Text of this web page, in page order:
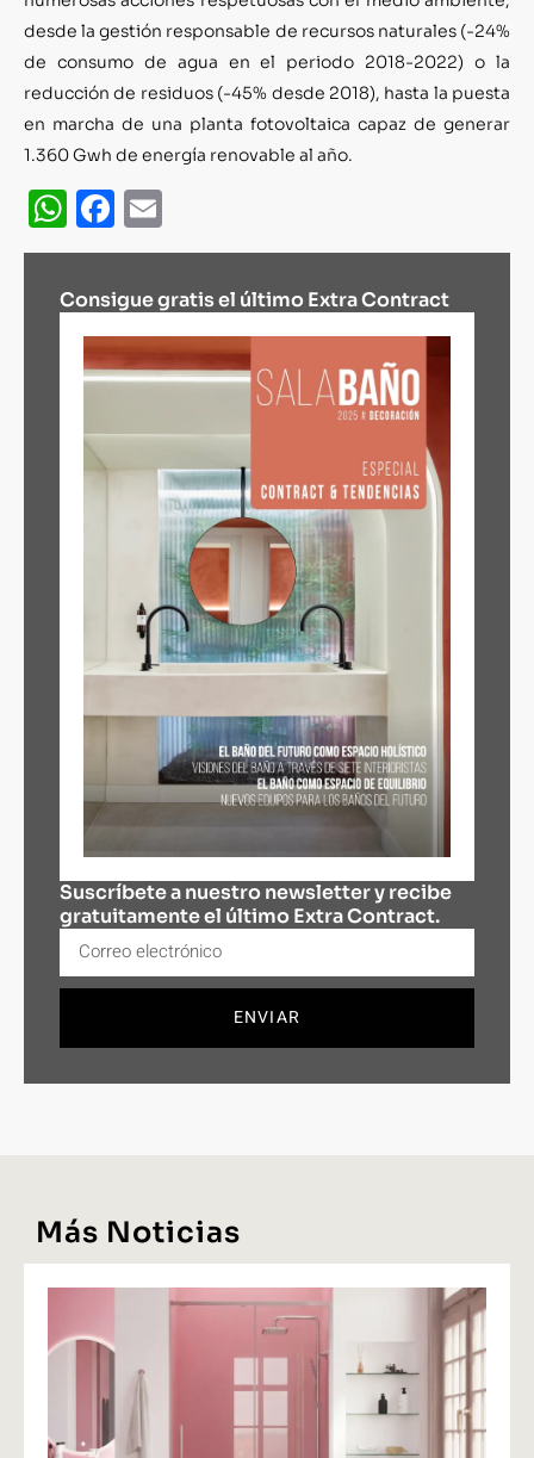
desde la gestión responsable de recursos naturales (-24%
de consumo de agua en el periodo 2018-2022) o la
reducción de residuos (-45% desde 2018), hasta la puesta
en marcha de una planta fotovoltaica capaz de generar
1.360Gwh de energía renovable al año.
WhatsApp
Facebook
Consigue gratis el último Extra Contract
Suscríbete a nuestro newsletter y recibe
gratuitamente el último Extra Contract.
ENVIAR
Más Noticias